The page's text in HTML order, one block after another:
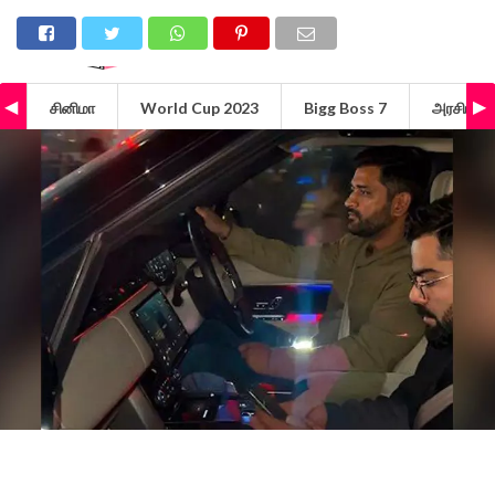
சினிமா World Cup 2023 Bigg Boss 7 அரசியல்